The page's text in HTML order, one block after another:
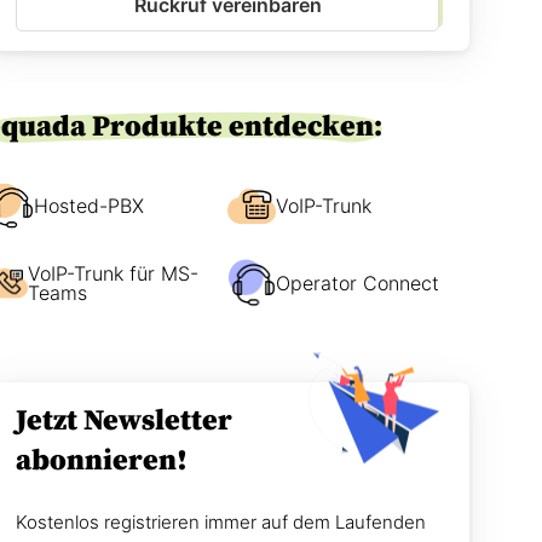
e
n
r
S
e
?
-
E
i
e
d
Rückruf vereinbaren
Produkte entdecken:
Hosted-PBX VoIP-Trunk
VoIP-Trunk für MS-
Teams
Operator Connect
Jetzt Newsletter
abonnieren!
Kostenlos registrieren immer auf dem Laufenden